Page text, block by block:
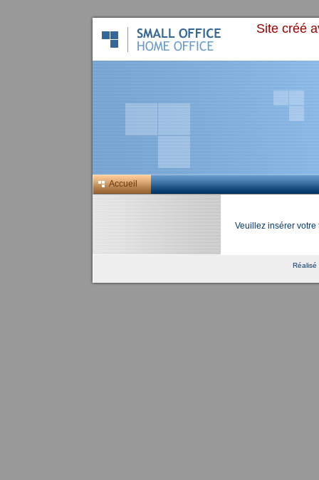
Site créé
Accueil
Veuillez insérer votre
Réalisé